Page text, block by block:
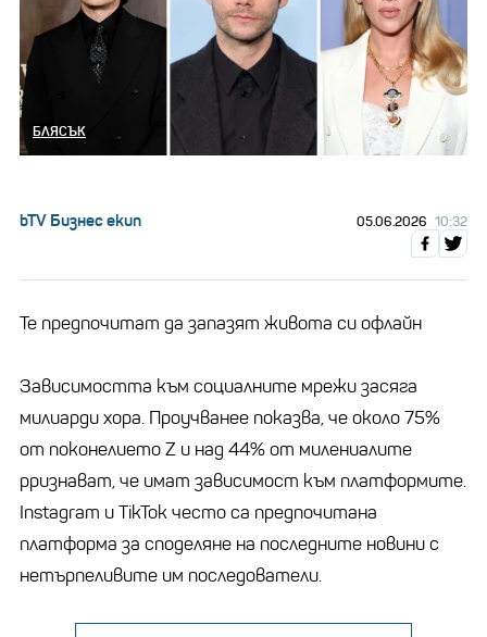
БЛЯСЪК
bTV Бизнес екип 05.06.2026 10:32
Те предпочитат да запазят живота си офлайн
Зависимостта към социалните мрежи засяга
милиарди хора. Проучванее показва, че около 75%
от поконелието Z и над 44% от милениалите
рризнават, че имат зависимост към платформите.
Instagram и TikTok често са предпочитана
платформа за споделяне на последните новини с
нетърпеливите им последователи.